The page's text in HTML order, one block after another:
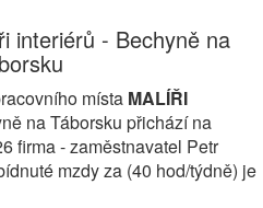
interiérů - Bechyně na
místa MALÍŘI
na Táborsku přichází na
firma - zaměstnavatel Petr
mzdy za (40 hod/týdně) je